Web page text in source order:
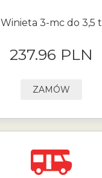
Winieta 3-mc do 3,5 t
237.96 PLN
ZAMÓW